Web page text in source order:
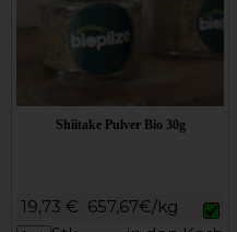
Shiitake Pulver Bio 30g
19,73 € 657,67€/kg